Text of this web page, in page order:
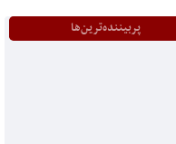
پربیننده‌ترین‌ها